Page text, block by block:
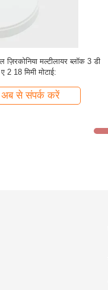
मल्टीलायर ज़िरकोनिया 16 रंग
ब्लॉक करता है
अब से संपर्क करें